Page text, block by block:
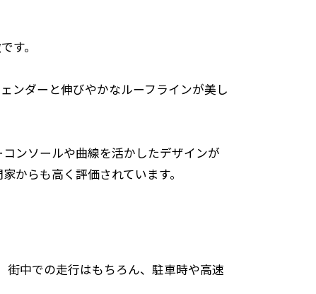
す。
ンダーと伸びやかなルーフラインが美し
ンソールや曲線を活かしたデザインが
からも高く評価されています。
中での走行はもちろん、駐車時や高速